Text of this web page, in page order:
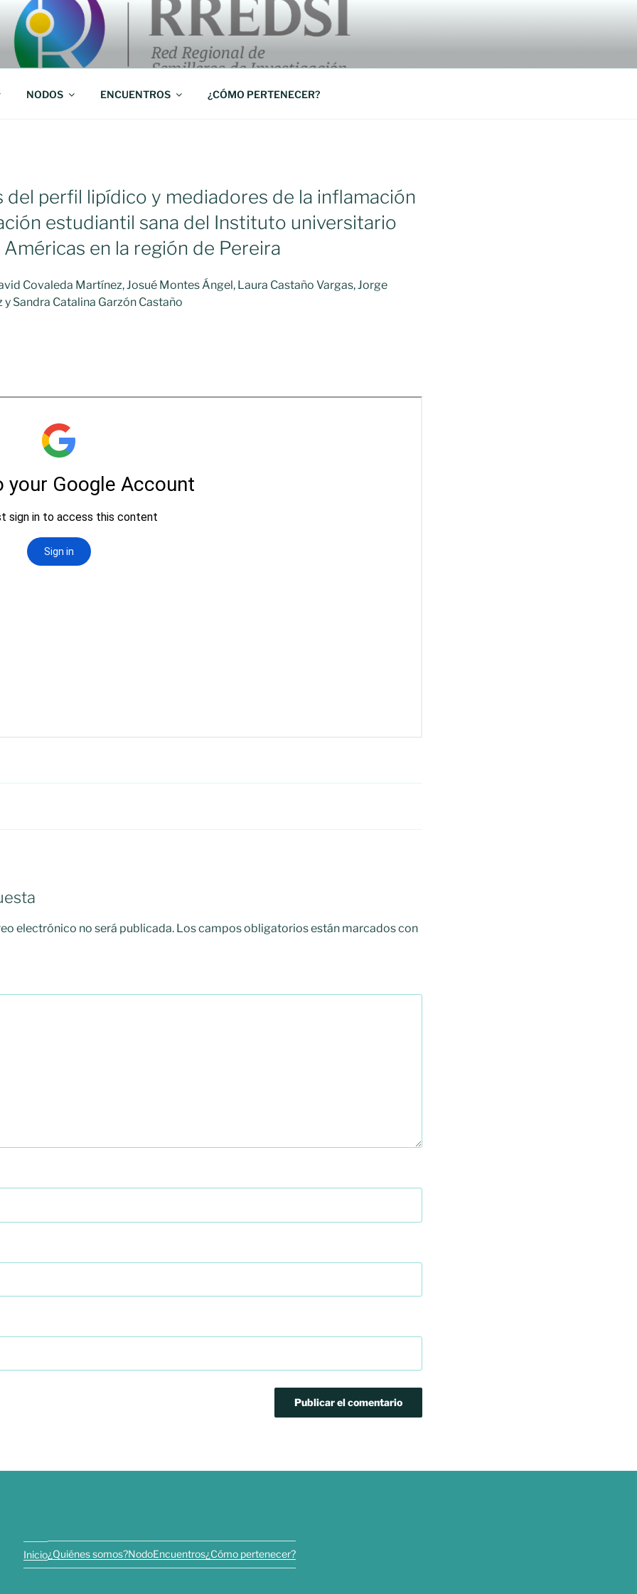
RREDSI
NODOS ENCUENTROS ¿CÓMO PERTENECER?
del perfil lipídico y mediadores de la inflamación
estudiantil sana del Instituto universitario
en la región de Pereira
Covaleda Martínez, Josué Montes Ángel, Laura Castaño Vargas, Jorge
Sandra Catalina Garzón Castaño
electrónico no será publicada. Los campos obligatorios están marcados con
Inicio¿Quiénes somos?NodoEncuentros¿Cómo pertenecer?